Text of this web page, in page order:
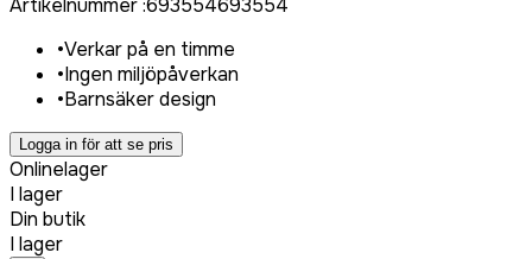
Artikelnummer:693554693554
•Verkar på en timme
•Ingen miljöpåverkan
•Barnsäker design
Logga in för att se pris
Onlinelager
I lager
Din butik
I lager